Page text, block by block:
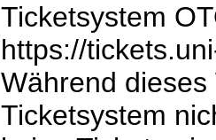
Ticketsystem
https://
Während
Ticketsystem